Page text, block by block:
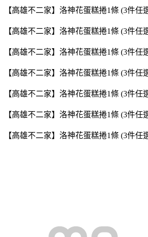
【高雄不二家】洛神花蛋糕捲1條 (3件任
【高雄不二家】洛神花蛋糕捲1條 (3件任
【高雄不二家】洛神花蛋糕捲1條 (3件任
【高雄不二家】洛神花蛋糕捲1條 (3件任
【高雄不二家】洛神花蛋糕捲1條 (3件任
【高雄不二家】洛神花蛋糕捲1條 (3件任
【高雄不二家】洛神花蛋糕捲1條 (3件任